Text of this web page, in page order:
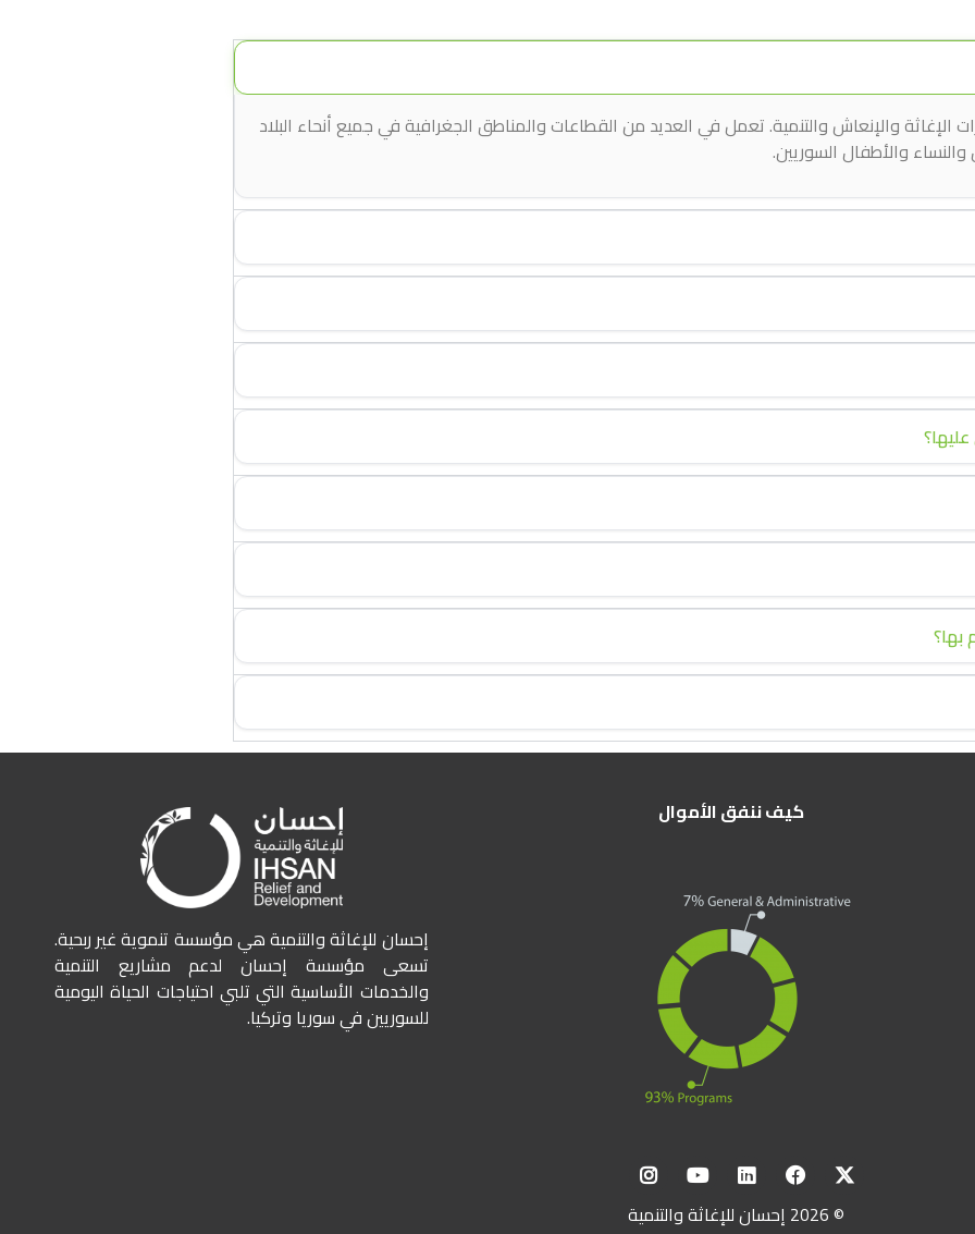
والإنعاش والتنمية. تعمل في العديد من القطاعات والمناطق الجغرافية في جميع أنحاء البلاد
والنساء والأطفال السوريين.
بها؟
كيف ننفق الأموال
إحسان للإغاثة والتنمية هي مؤسسة تنموية غير ربحية.
تسعى مؤسسة إحسان لدعم مشاريع التنمية
والخدمات الأساسية التي تلبي احتياجات الحياة اليومية
للسوريين في سوريا وتركيا.
© 2026 إحسان للإغاثة والتنمية